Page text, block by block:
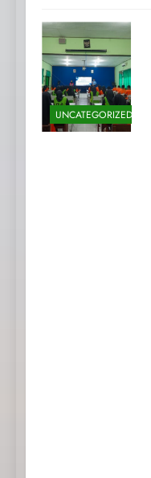
UNCATEGORIZED